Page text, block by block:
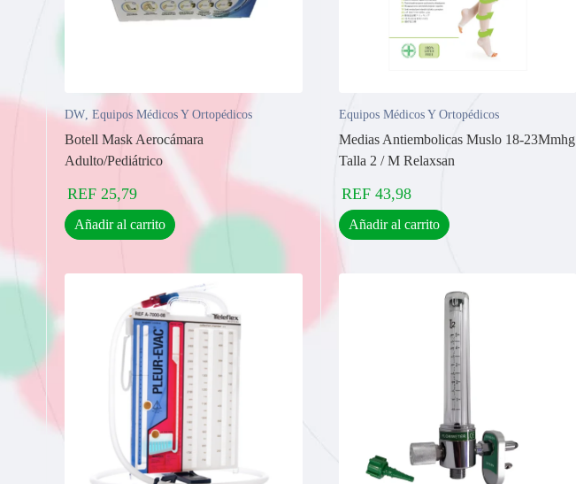
DW, Equipos Médicos Y Ortopédicos
Botell Mask Aerocámara
Adulto/Pediátrico
REF 25,79
Añadir al carrito
Equipos Médicos Y Ortopédicos
Medias Antiembolicas Muslo 18-23Mmhg
Talla 2 / M Relaxsan
REF 43,98
Añadir al carrito